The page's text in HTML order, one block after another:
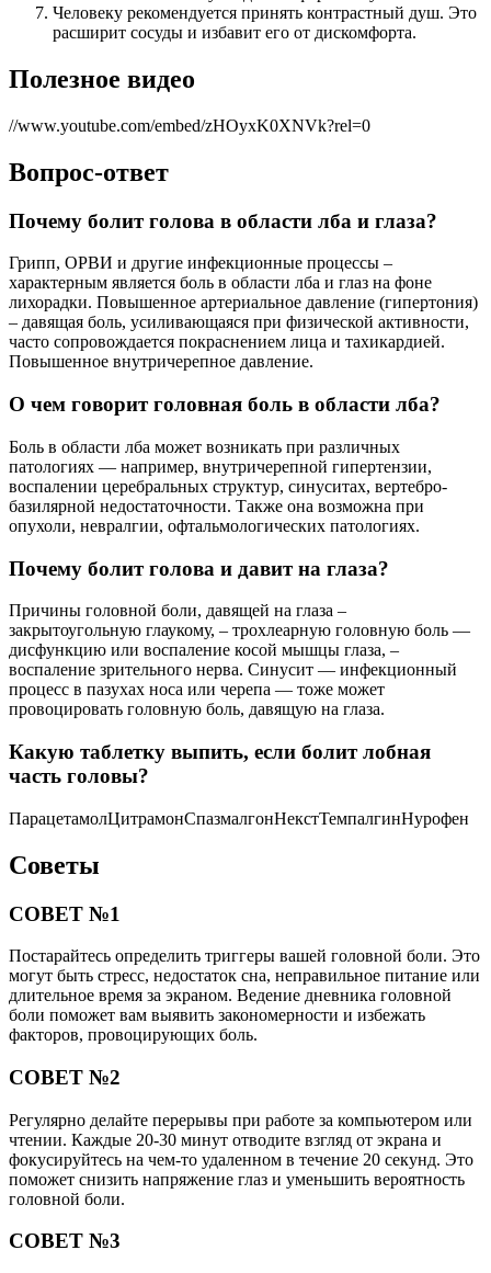
Человеку рекомендуется принять контрастный душ. Это
расширит сосуды и избавит его от дискомфорта.
Полезное видео
//www.youtube.com/embed/zHOyxK0XNVk?rel=0
Вопрос-ответ
Почему болит голова в области лба и глаза?
Грипп, ОРВИ и другие инфекционные процессы –
характерным является боль в области лба и глаз на фоне
лихорадки. Повышенное артериальное давление (гипертония)
– давящая боль, усиливающаяся при физической активности,
часто сопровождается покраснением лица и тахикардией.
Повышенное внутричерепное давление.
О чем говорит головная боль в области лба?
Боль в области лба может возникать при различных
патологиях — например, внутричерепной гипертензии,
воспалении церебральных структур, синуситах, вертебро-
базилярной недостаточности. Также она возможна при
опухоли, невралгии, офтальмологических патологиях.
Почему болит голова и давит на глаза?
Причины головной боли, давящей на глаза –
закрытоугольную глаукому, – трохлеарную головную боль —
дисфункцию или воспаление косой мышцы глаза, –
воспаление зрительного нерва. Синусит — инфекционный
процесс в пазухах носа или черепа — тоже может
провоцировать головную боль, давящую на глаза.
Какую таблетку выпить, если болит лобная
часть головы?
ПарацетамолЦитрамонСпазмалгонНекстТемпалгинНурофен
Советы
СОВЕТ №1
Постарайтесь определить триггеры вашей головной боли. Это
могут быть стресс, недостаток сна, неправильное питание или
длительное время за экраном. Ведение дневника головной
боли поможет вам выявить закономерности и избежать
факторов, провоцирующих боль.
СОВЕТ №2
Регулярно делайте перерывы при работе за компьютером или
чтении. Каждые 20-30 минут отводите взгляд от экрана и
фокусируйтесь на чем-то удаленном в течение 20 секунд. Это
поможет снизить напряжение глаз и уменьшить вероятность
головной боли.
СОВЕТ №3